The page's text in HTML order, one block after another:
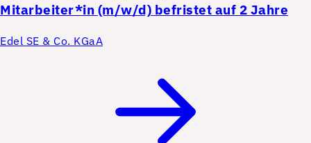
Mitarbeiter*in (m/w/d) befristet auf 2 Jahre
Edel SE & Co. KGaA